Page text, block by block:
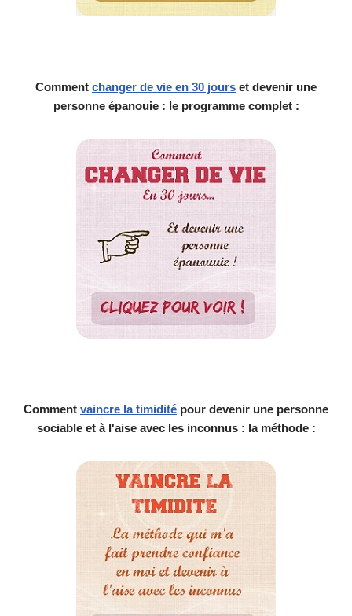
Comment changer de vie en 30 jours et devenir une
personne épanouie : le programme complet :
Comment vaincre la timidité pour devenir une personne
sociable et à l'aise avec les inconnus : la méthode :